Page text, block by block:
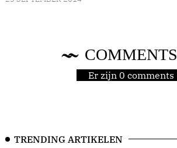
COMMENTS
Er zijn 0 comments
TRENDING ARTIKELEN